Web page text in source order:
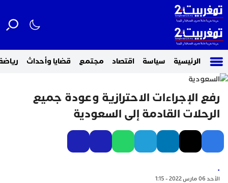
الرئيسية سياسة اقتصاد مجتمع قضايا وأحداث
رفع الإجراءات الاحترازية وعودة جميع
الرحلات القادمة إلى السعودية
.
الأحد 06 مارس 2022 - 1:15